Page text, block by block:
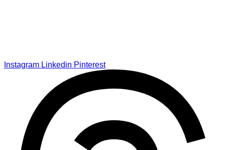
Instagram Linkedin Pinterest